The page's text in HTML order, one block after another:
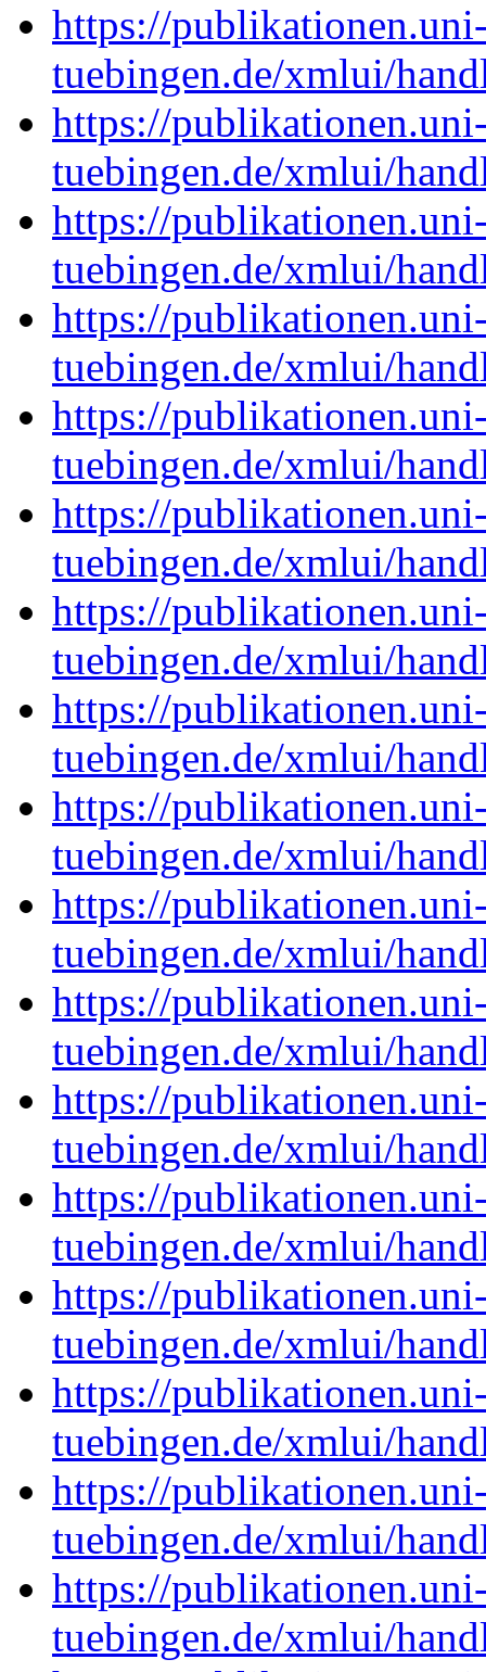
https://
tuebingen.de/xmlui/
https://
tuebingen.de/xmlui/
https://
tuebingen.de/xmlui/
https://
tuebingen.de/xmlui/
https://
tuebingen.de/xmlui/
https://
tuebingen.de/xmlui/
https://
tuebingen.de/xmlui/
https://
tuebingen.de/xmlui/
https://
tuebingen.de/xmlui/
https://
tuebingen.de/xmlui/
https://
tuebingen.de/xmlui/
https://
tuebingen.de/xmlui/
https://
tuebingen.de/xmlui/
https://
tuebingen.de/xmlui/
https://
tuebingen.de/xmlui/
https://
tuebingen.de/xmlui/
https://
tuebingen.de/xmlui/